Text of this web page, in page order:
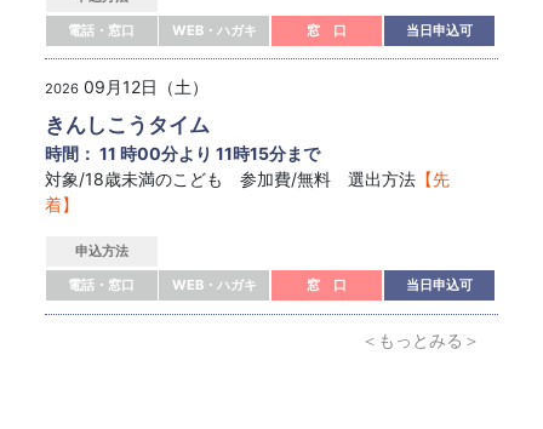
電話・窓口
WEB・ハガキ 窓 口 当日申込可
2026 09月12日（土）
きんしこうタイム
時間： 11 時00分より 11時15分まで
対象/18歳未満のこども 参加費/無料 選出方法 【先
着】
申込方法
電話・窓口
WEB・ハガキ 窓 口 当日申込可
＜もっとみる＞